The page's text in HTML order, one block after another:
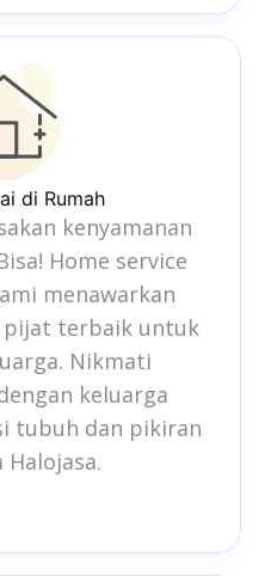
di Rumah
kenyamanan
Home service
menawarkan
pijat terbaik untuk
Nikmati
keluarga
tubuh dan pikiran
Halojasa.